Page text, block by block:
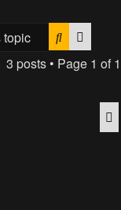
Search
3 posts • Page 1 of1